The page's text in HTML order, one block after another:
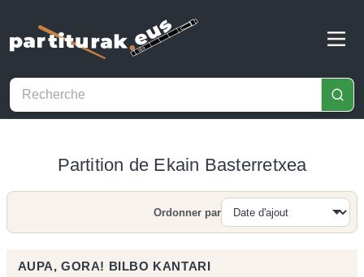
Partition de Ekain Basterretxea
Recherche
Ordonner par
AUPA, GORA! BILBO KANTARI